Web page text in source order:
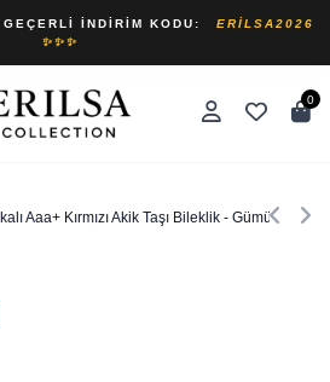
GEÇERLI İNDIRIM KODU:
ERILSA2026
✨✨✨
0
Aaa+ Kırmızı Akik Taşı Bileklik - Gümüş